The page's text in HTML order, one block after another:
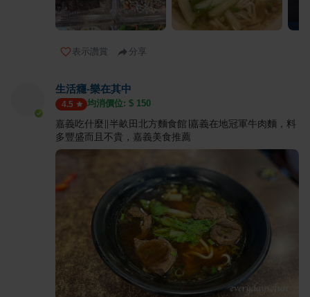
表示讚賞 分享
生活癮-樂在其中
4.5 均消價位: $ 150
嘉義吃什麼∥半畝田北方麵食館∣嘉義在地冠軍牛肉麵，料
多豐盛而且不貴，嘉義美食推薦